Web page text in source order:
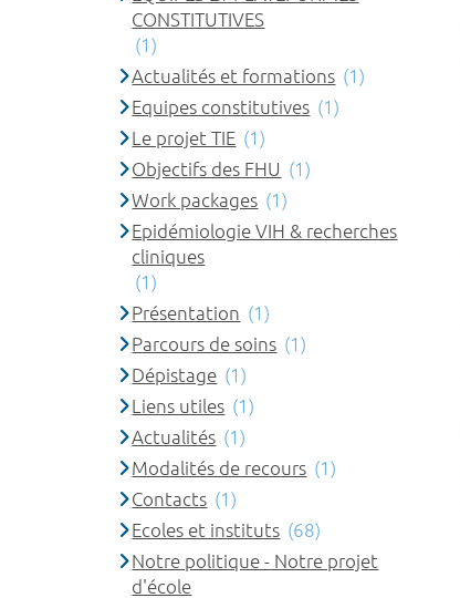
CONSTITUTIVES
(1)
Actualités et formations (1)
Equipes constitutives (1)
Le projet TIE (1)
Objectifs des FHU (1)
Work packages (1)
Epidémiologie VIH & recherches
cliniques
(1)
Présentation (1)
Parcours de soins (1)
Dépistage (1)
Liens utiles (1)
Actualités (1)
Modalités de recours (1)
Contacts (1)
Ecoles et instituts (68)
Notre politique - Notre projet
d'école